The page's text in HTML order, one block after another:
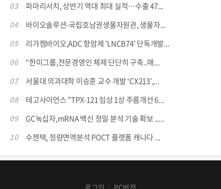
03
파마리서치, 상반기 역대 최대 실적…수출 47...
04
바이오솔루션-국립호남권생물자원관, 생물자...
05
리가켐바이오,ADC 항암제 'LNCB74' 단독개발...
06
“한미그룹,전문경영인 체제 단단히 구축..매...
07
서울대 의과대학 이승훈 교수 개발 ‘CX213’,...
08
테고사이언스 "TPX-121 임상 1상 주름개선 6...
09
GC녹십자,mRNA 백신 정밀 분석 기술 확보 .....
10
수젠텍, 정량면역분석 POCT 플랫폼 캐나다 ...